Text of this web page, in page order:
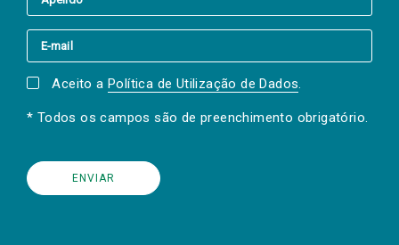
Aceito a Política de Utilização de Dados.
* Todos os campos são de preenchimento obrigatório.